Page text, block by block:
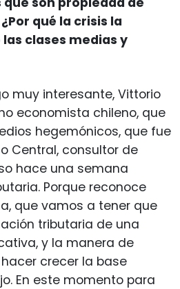
qué la crisis la
clases medias y
muy interesante, Vittorio
economista chileno, que
hegemónicos, que fue
Central, consultor de
hace una semana
Porque reconoce
que vamos a tener que
tributaria de una
y la manera de
crecer la base
En este momento para